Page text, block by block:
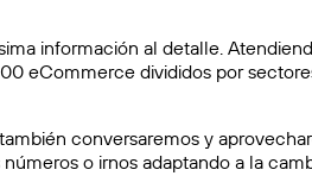
información al detalle.
eCommerce divididos por
conversaremos y
o irnos adaptando a la